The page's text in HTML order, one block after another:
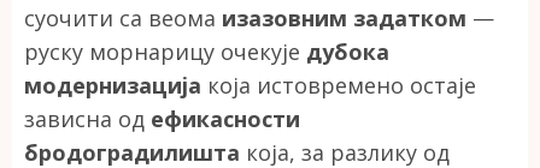
суочити са веома изазовним задатком —
руску морнарицу очекује дубока
модернизација која истовремено остаје
зависна од ефикасности
бродоградилишта која, за разлику од